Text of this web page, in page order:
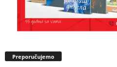
Preporučujemo